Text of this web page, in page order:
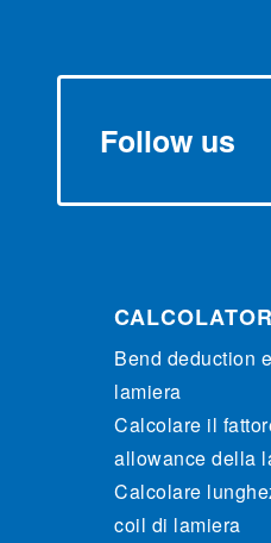
Follow us
Bend deduction
lamiera
Calcolare il
allowance della
Calcolare
coil di lamiera